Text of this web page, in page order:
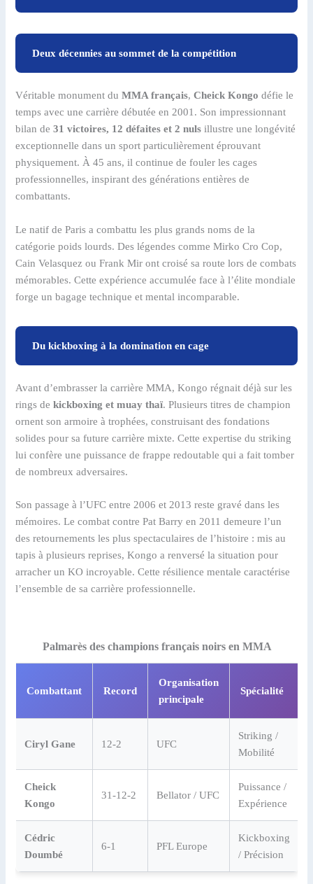
Deux décennies au sommet de la compétition
Véritable monument duMMA français,Cheick Kongo défie le
temps avec une carrière débutée en 2001. Son impressionnant
bilan de31 victoires, 12 défaites et 2 nuls illustre une longévité
exceptionnelle dans un sport particulièrement éprouvant
physiquement. À 45 ans, il continue de fouler les cages
professionnelles, inspirant des générations entières de
combattants.
Le natif de Paris a combattu les plus grands noms de la
catégorie poids lourds. Des légendes comme Mirko Cro Cop,
Cain Velasquez ou Frank Mir ont croisé sa route lors de combats
mémorables. Cette expérience accumulée face à l’élite mondiale
forge un bagage technique et mental incomparable.
Du kickboxing à la domination en cage
Avant d’embrasser la carrière MMA, Kongo régnait déjà sur les
rings dekickboxing et muay thaï. Plusieurs titres de champion
ornent son armoire à trophées, construisant des fondations
solides pour sa future carrière mixte. Cette expertise du striking
lui confère une puissance de frappe redoutable qui a fait tomber
de nombreux adversaires.
Son passage à l’UFC entre 2006 et 2013 reste gravé dans les
mémoires. Le combat contre Pat Barry en 2011 demeure l’un
des retournements les plus spectaculaires de l’histoire : mis au
tapis à plusieurs reprises, Kongo a renversé la situation pour
arracher un KO incroyable. Cette résilience mentale caractérise
l’ensemble de sa carrière professionnelle.
Palmarès des champions français noirs en MMA
Combattant Record
Organisation
principale
Spécialité
Ciryl Gane 12-2 UFC
Striking /
Mobilité
Cheick
Kongo
31-12-2 Bellator / UFC
Puissance /
Expérience
Cédric
Doumbé
6-1 PFL Europe
Kickboxing
/ Précision